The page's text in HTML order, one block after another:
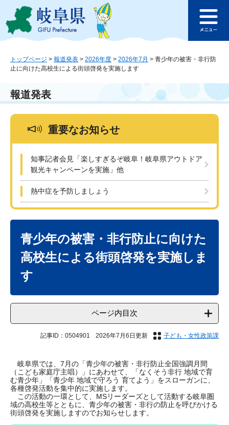
ジ
ュ
本
このページの本文へ
ュ
トップページ > 報道発表 > 2026年度 > 2026年7月 > 青少年の被害・非行防
止に向けた高校生による街頭啓発を実施します
報道発表
重要なお知らせ
知事記者会見「楽しすぎるぞ岐阜！岐阜県アウトドア
観光キャンペーンを実施」他
熱中症を予防しましょう
青少年の被害・非行防止に向けた
高校生による街頭啓発を実施しま
す
ページ内目次
記事ID：0504901 2026年7月6日更新 子ども・女性政策課
岐阜県では、7月の「青少年の被害・非行防止全国強調月間
（こども家庭庁主唱）」にあわせて、「なくそう非行 地域で育
む青少年」「青少年 地域で守ろう 育てよう」をスローガンに、
各種啓発活動を集中的に実施します。
​ この活動の一環として、MSリーダーズとして活動する岐阜圏
域の高校生等とともに、青少年の被害・非行の防止を呼びかける
街頭啓発を実施しますのでお知らせします。